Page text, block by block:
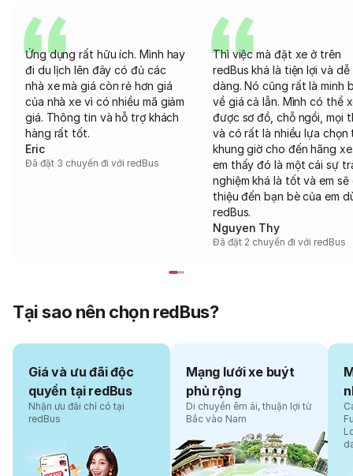
Ứng dụng rất hữu ích. Mình hay
đi du lịch lên đây có đủ các
nhà xe mà giá còn rẻ hơn giá
của nhà xe vì có nhiều mã giảm
giá. Thông tin và hỗ trợ khách
hàng rất tốt.
Eric
Đã đặt 3 chuyến đi với redBus
Thì việc mà đặt xe ở trên
redBus khá là tiện lợi và dễ
dàng. Nó cũng rất là minh
về giá cả lẫn. Mình có thể
được sơ đồ, chỗ ngồi, mọi
và có rất là nhiều lựa chọn
khung giờ cho đến hãng
em thấy đó là một cái sự
nghiệm khá là tốt và em sẽ
thiệu đến bạn bè của em
redBus.
Nguyen Thy
Đã đặt 2 chuyến đi với redBus
Tại sao nên chọn redBus?
Giá và ưu đãi độc
quyền tại redBus
Nhận ưu đãi chỉ có tại
redBus
Mạng lưới xe buýt
phủ rộng
Di chuyển êm ái, thuận lợi từ
Bắc vào Nam